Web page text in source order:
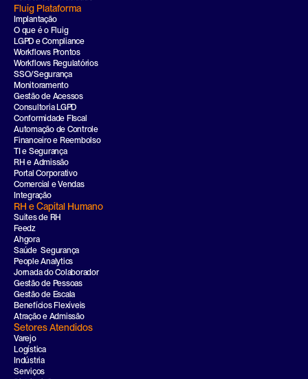
Fluig Plataforma
Implantação
O que é o Fluig
LGPD e Compliance
Workflows Prontos
Workflows Regulatórios
SSO/Segurança
Monitoramento
Gestão de Acessos
Consultoria LGPD
Conformidade FIscal
Automação de Controle
Financeiro e Reembolso
TI e Segurança
RH e Admissão
Portal Corporativo
Comercial e Vendas
Integração
RH e Capital Humano
Suites de RH
Feedz
Ahgora
Saúde  Segurança
People Analytics
Jornada do Colaborador
Gestão de Pessoas
Gestão de Escala
Benefícios Flexíveis
Atração e Admissão
Setores Atendidos
Varejo
Logística
Indústria
Serviços